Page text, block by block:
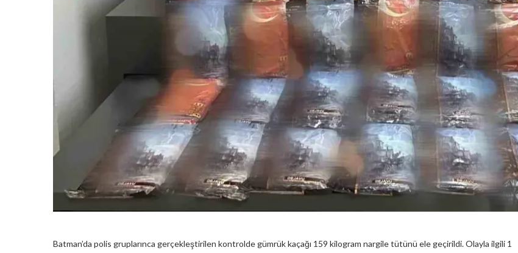
Batman’da polis gruplarınca gerçekleştirilen kontrolde gümrük kaçağı 159 kilogram nargile tütünü ele geçirildi. Olayla ilgili 1